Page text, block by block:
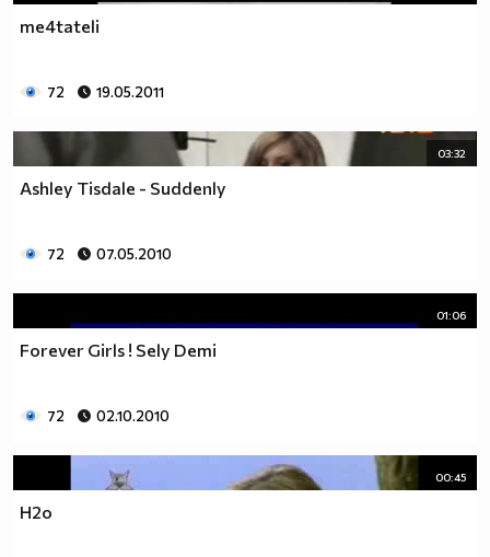
me4tateli
72 19.05.2011
03:32
Ashley Tisdale - Suddenly
72 07.05.2010
01:06
Forever Girls ! Sely Demi
72 02.10.2010
00:45
H2o